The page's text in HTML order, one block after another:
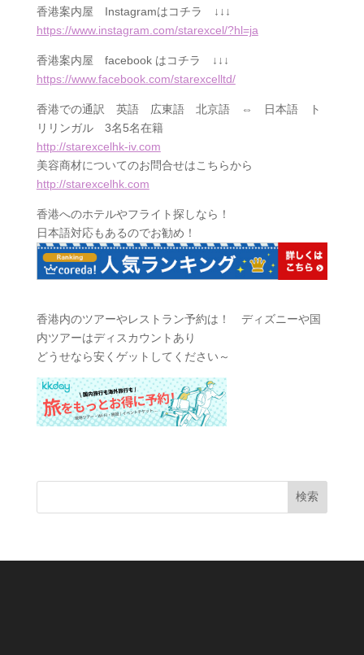
香港案内屋 Instagramはコチラ ↓↓↓
https://www.instagram.com/starexcel/?hl=ja
香港案内屋 facebookはコチラ ↓↓↓
https://www.facebook.com/starexcelltd/
香港での通訳 英語 広東語 北京語 ⇔ 日本語 ト
リリンガル 3名5名在籍
http://starexcelhk-iv.com
美容商材についてのお問合せはこちらから
http://starexcelhk.com
香港へのホテルやフライト探しなら！
日本語対応もあるのでお勧め！
香港内のツアーやレストラン予約は！ ディズニーや国
内ツアーはディスカウントあり
どうせなら安くゲットしてください～
検索